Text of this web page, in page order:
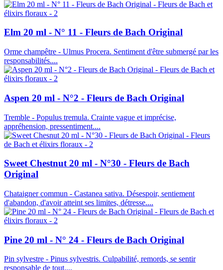
Elm 20 ml - N° 11 - Fleurs de Bach Original
Orme champêtre - Ulmus Procera. Sentiment d'être submergé par les
responsabilités....
Aspen 20 ml - N°2 - Fleurs de Bach Original
Tremble - Populus tremula. Crainte vague et imprécise,
appréhension, pressentiment....
Sweet Chestnut 20 ml - N°30 - Fleurs de Bach
Original
Chataigner commun - Castanea sativa. Désespoir, sentiement
d'abandon, d'avoir atteint ses limites, détresse....
Pine 20 ml - N° 24 - Fleurs de Bach Original
Pin sylvestre - Pinus sylvestris. Culpabilité, remords, se sentir
responsable de tout....